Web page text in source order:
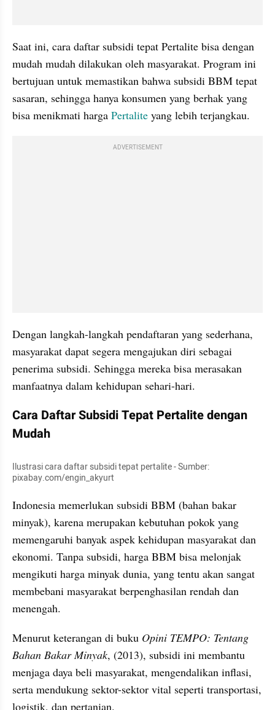
Saat ini, cara daftar subsidi tepat Pertalite bisa dengan
mudah mudah dilakukan oleh masyarakat. Program ini
bertujuan untuk memastikan bahwa subsidi BBM tepat
sasaran, sehingga hanya konsumen yang berhak yang
bisa menikmati harga Pertalite yang lebih terjangkau.
ADVERTISEMENT
Dengan langkah-langkah pendaftaran yang sederhana,
masyarakat dapat segera mengajukan diri sebagai
penerima subsidi. Sehingga mereka bisa merasakan
manfaatnya dalam kehidupan sehari-hari.
Cara Daftar Subsidi Tepat Pertalite dengan
Mudah
Ilustrasi cara daftar subsidi tepat pertalite - Sumber:
pixabay.com/engin_akyurt
Indonesia memerlukan subsidi BBM (bahan bakar
minyak), karena merupakan kebutuhan pokok yang
memengaruhi banyak aspek kehidupan masyarakat dan
ekonomi. Tanpa subsidi, harga BBM bisa melonjak
mengikuti harga minyak dunia, yang tentu akan sangat
membebani masyarakat berpenghasilan rendah dan
menengah.
Menurut keterangan di buku Opini TEMPO: Tentang
Bahan Bakar Minyak, (2013), subsidi ini membantu
menjaga daya beli masyarakat, mengendalikan inflasi,
serta mendukung sektor-sektor vital seperti transportasi,
logistik, dan pertanian.